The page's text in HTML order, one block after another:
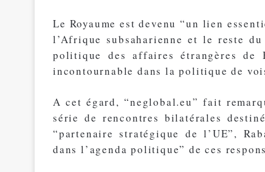
Le Royaume est devenu “un lien
l’Afrique subsaharienne et le reste
politique des affaires étrangères de
incontournable dans la politique de
A cet égard, “neglobal.eu” fait
série de rencontres bilatérales
“partenaire stratégique de l’UE”,
dans l’agenda politique” de ces